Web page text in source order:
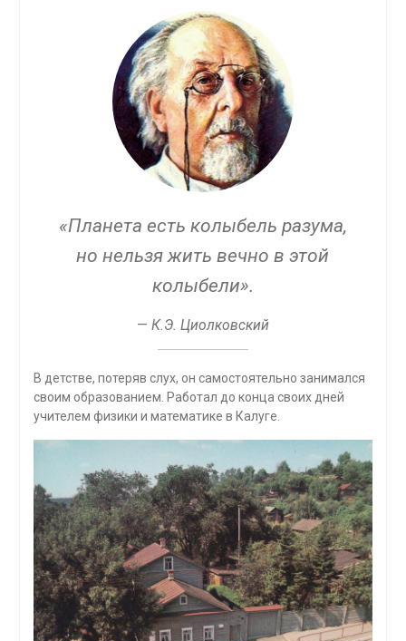
«Планета есть колыбель разума,
но нельзя жить вечно в этой
колыбели».
— К.Э. Циолковский
В детстве, потеряв слух, он самостоятельно занимался
своим образованием. Работал до конца своих дней
учителем физики и математике в Калуге.